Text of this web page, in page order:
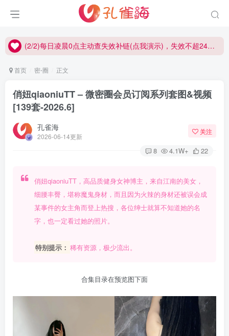
(2/2)每日凌晨0点主动查失效补链(点我演示)，失效不超24小时，
(2/2)每日凌晨0点主动查失效补链(点我演示)，失效不超24小时，
首页 密⋅圈 正文
俏妞qiaoniuTT – 微密圈会员订阅系列套图&视频
[139套-2026.6]
孔雀海
2026-06-14更新
关注
8 4.1W+ 22
俏妞qiaoniuTT，高品质健身女神博主，来自江南的美女，
细腰丰臀，堪称魔鬼身材，而且因为火辣的身材还被误会成
某事件的女主角而登上热搜，各位绅士就算不知道她的名
字，也一定看过她的照片。
特别提示： 稀有资源，极少流出。
合集目录在预览图下面